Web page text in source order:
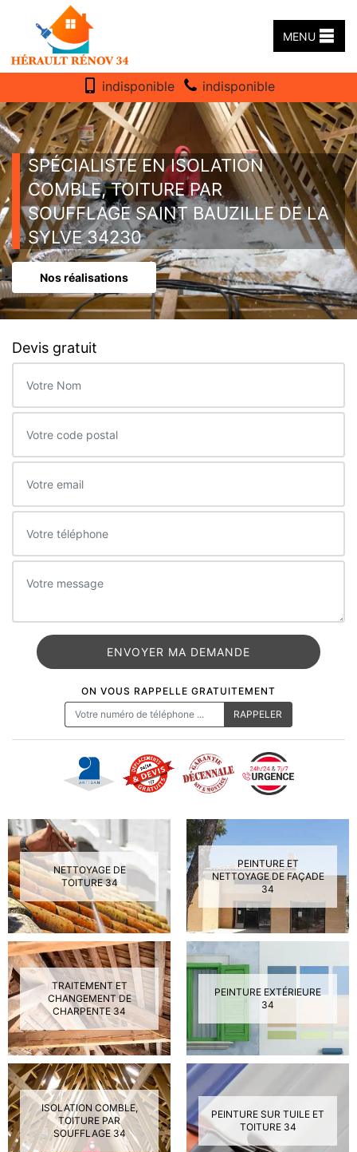
MENU
indisponible indisponible
SPÉCIALISTE EN ISOLATION
COMBLE, TOITURE PAR
SOUFFLAGE SAINT BAUZILLE DE LA
SYLVE 34230
Nos réalisations
Devis gratuit
ON VOUS RAPPELLE GRATUITEMENT
NETTOYAGE DE
TOITURE 34
PEINTURE ET
NETTOYAGE DE FAÇADE
34
TRAITEMENT ET
CHANGEMENT DE
CHARPENTE 34
PEINTURE EXTÉRIEURE
34
ISOLATION COMBLE,
TOITURE PAR
SOUFFLAGE 34
PEINTURE SUR TUILE ET
TOITURE 34